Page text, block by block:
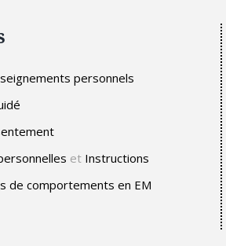
personnels
et Instructions
de comportements en EM